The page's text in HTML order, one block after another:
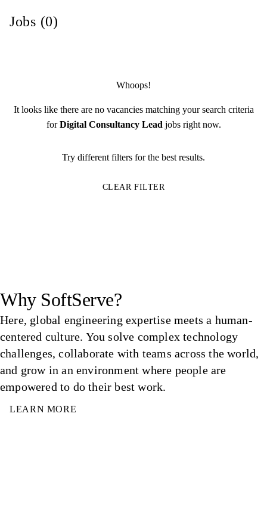
Jobs (0)
Whoops!
It looks like there are no vacancies matching your search criteria
forDigital Consultancy Lead jobs right now.
Try different filters for the best results.
CLEAR FILTER
Why SoftServe?
Here, global engineering expertise meets a human-
centered culture. You solve complex technology
challenges, collaborate with teams across the world,
and grow in an environment where people are
empowered to do their best work.
LEARN MORE